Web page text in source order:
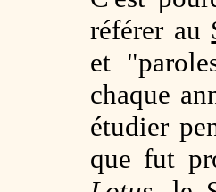
référer au
et
chaque
étudier
que fut